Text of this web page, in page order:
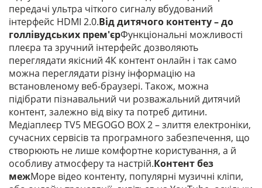
передачі ультра чіткого сигналу вбудований
інтерфейс HDMI 2.0.Від дитячого контенту – до
голлівудських прем'єрФункціональні можливості
плеєра та зручний інтерфейс дозволяють
переглядати якісний 4К контент онлайн і так само
можна переглядати різну інформацію на
встановленому веб-браузері. Також, можна
підібрати пізнавальний чи розважальний дитячий
контент, залежно від віку та потреб дитини.
Медіаплеєр TV5 MEGOGO BOX 2 – злиття електроніки,
сучасних сервісів та програмного забезпечення, що
створюють не лише комфортне користування, а й
особливу атмосферу та настрій.Контент без
межМоре відео контенту, популярні музичні кліпи,